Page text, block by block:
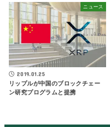
ニュース
2019.01.25
リップルが中国のブロックチェー
ン研究プログラムと提携